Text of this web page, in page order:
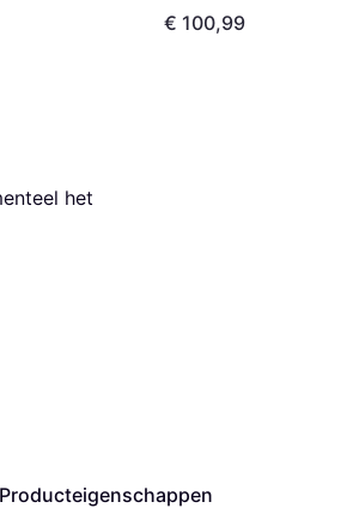
€ 100,99
het
Producteigenschappen